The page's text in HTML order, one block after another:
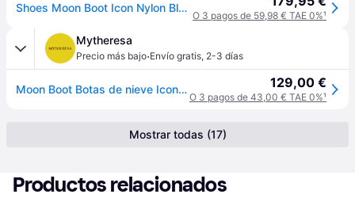
Shoes Moon Boot Icon Nylon Black 39-41
O 3 pagos de 59,98 € TAE 0%¹
Mytheresa
Precio más bajo·Envío gratis, 2-3 días
Moon Boot Botas de nieve Icon de nylon 129,00 €
O 3 pagos de 43,00 € TAE 0%¹
Mostrar todas (17)
Productos relacionados